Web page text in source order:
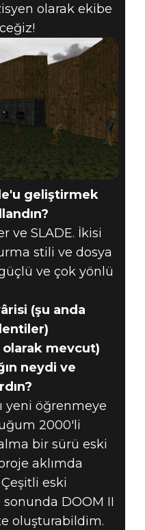
olarak ekibe
geliştirmek
ve SLADE. İkisi
stili ve dosya
ve çok yönlü
(şu anda
mevcut)
neydi ve
yeni öğrenmeye
2000'li
bir sürü eski
aklımda
eski
sonunda DOOM II
oluşturabildim.